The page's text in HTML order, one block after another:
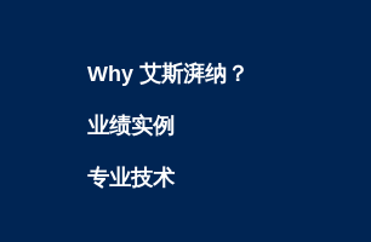
Why 艾斯湃纳？
业绩实例
专业技术